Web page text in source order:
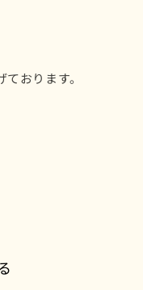
おります。